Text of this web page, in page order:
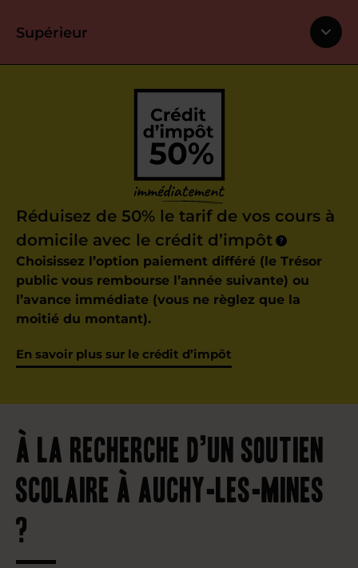
Supérieur
Réduisez de 50% le tarif de vos cours à
domicile avec le crédit d’impôt
?
Choisissez l’option paiement différé (le Trésor
public vous rembourse l’année suivante) ou
l’avance immédiate (vous ne règlez que la
moitié du montant).
En savoir plus sur le crédit d’impôt
À la recherche d’un soutien
scolaire à Auchy-les-Mines
?